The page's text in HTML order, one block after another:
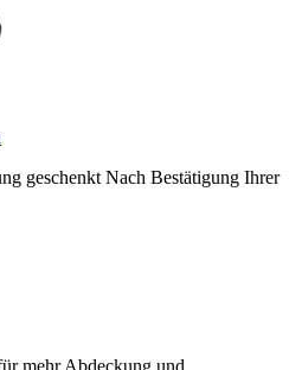
geschenkt Nach Bestätigung Ihrer
mehr Abdeckung und